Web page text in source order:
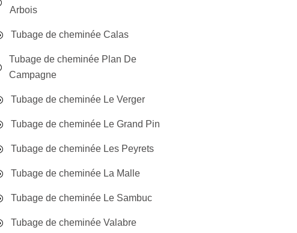
Arbois
Tubage de cheminée Calas
Tubage de cheminée Plan De
Campagne
Tubage de cheminée Le Verger
Tubage de cheminée Le Grand Pin
Tubage de cheminée Les Peyrets
Tubage de cheminée La Malle
Tubage de cheminée Le Sambuc
Tubage de cheminée Valabre